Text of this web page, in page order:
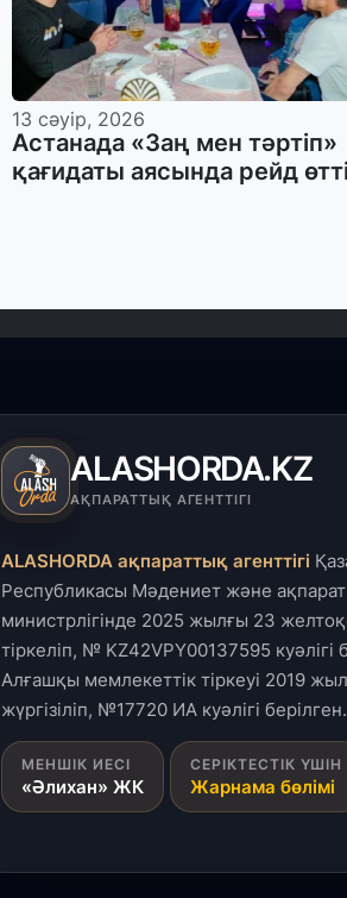
13 сәуір, 2026
Астанада «Заң мен тәртіп»
қағидаты аясында рейд өтті
ALASHORDA.KZ
АҚПАРАТТЫҚ АГЕНТТІГІ
ALASHORDA ақпараттық агенттігі
Республикасы Мәдениет және ақпарат
министрлігінде 2025 жылғы 23
тіркеліп, № KZ42VPY00137595 куәлігі
Алғашқы мемлекеттік тіркеуі 2019
жүргізіліп, №17720 ИА куәлігі берілген.
МЕНШІК ИЕСІ
«Әлихан» ЖК
СЕРІКТЕСТІК ҮШІН
Жарнама бөлімі